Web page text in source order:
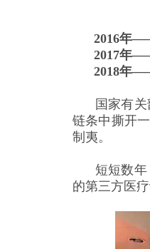
2016年——
2017年——
2018年——
国家有关
链条中撕开
制夷。
短短数年
的第三方医